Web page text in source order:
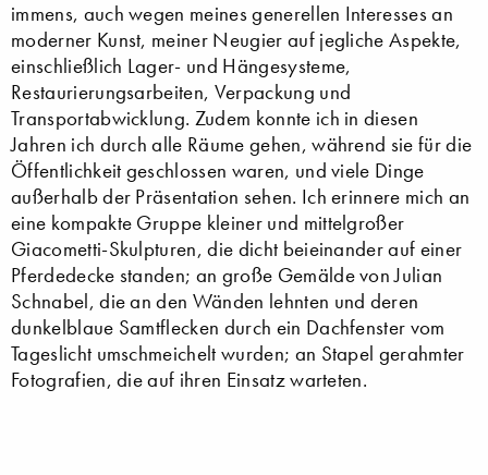
immens, auch wegen meines generellen Interesses an
moderner Kunst, meiner Neugier auf jegliche Aspekte,
einschließlich Lager- und Hängesysteme,
Restaurierungsarbeiten, Verpackung und
Transportabwicklung. Zudem konnte ich in diesen
Jahren ich durch alle Räume gehen, während sie für die
Öffentlichkeit geschlossen waren, und viele Dinge
außerhalb der Präsentation sehen. Ich erinnere mich an
eine kompakte Gruppe kleiner und mittelgroßer
Giacometti-Skulpturen, die dicht beieinander auf einer
Pferdedecke standen; an große Gemälde von Julian
Schnabel, die an den Wänden lehnten und deren
dunkelblaue Samtflecken durch ein Dachfenster vom
Tageslicht umschmeichelt wurden; an Stapel gerahmter
Fotografien, die auf ihren Einsatz warteten.